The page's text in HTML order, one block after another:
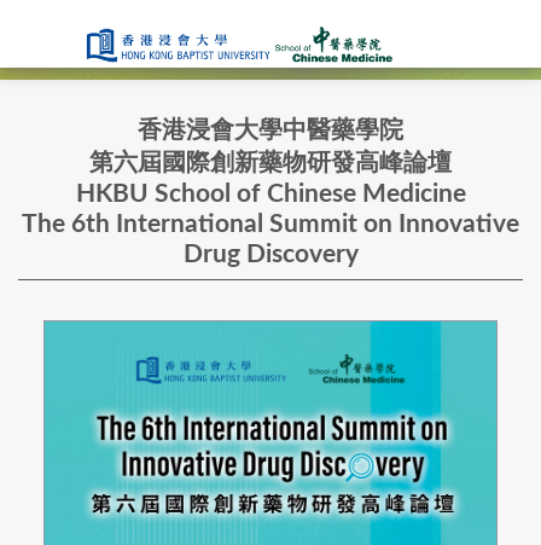
香港浸會大學中醫藥學院
第六屆國際創新藥物研發高峰論壇
HKBU School of Chinese Medicine
The 6th International Summit on Innovative
Drug Discovery